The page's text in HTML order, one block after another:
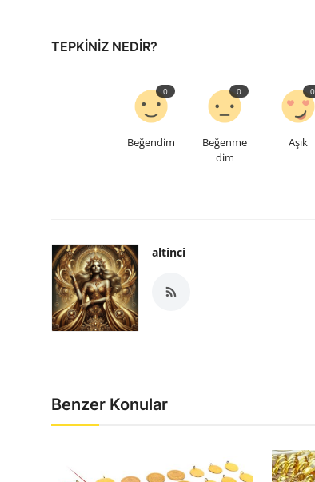
TEPKINIZ NEDIR?
Beğendim
0
Beğenme
dim
0
Aşık
0
altinci
Benzer Konular